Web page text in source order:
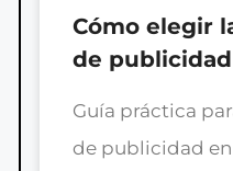
Cómo elegir
de
Guía práctica
de publicidad